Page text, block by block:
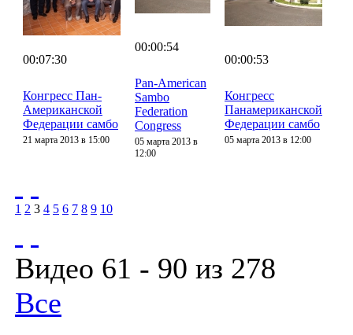
00:07:30
Конгресс Пан-
Американской
Федерации самбо
21 марта 2013 в 15:00
00:00:54
Pan-American
Sambo
Federation
Congress
05 марта 2013 в
12:00
00:00:53
Конгресс
Панамериканской
Федерации самбо
05 марта 2013 в 12:00
1 2 3 4 5 6 7 8 9 10
Видео 61 - 90 из 278
Все